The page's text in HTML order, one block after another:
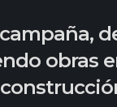
obras